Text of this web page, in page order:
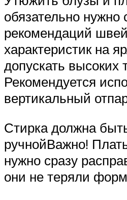
обязательно нужно
рекомендаций
характеристик на
допускать высоких
Рекомендуется
вертикальный
Стирка должна
ручнойВажно!
нужно сразу
они не теряли